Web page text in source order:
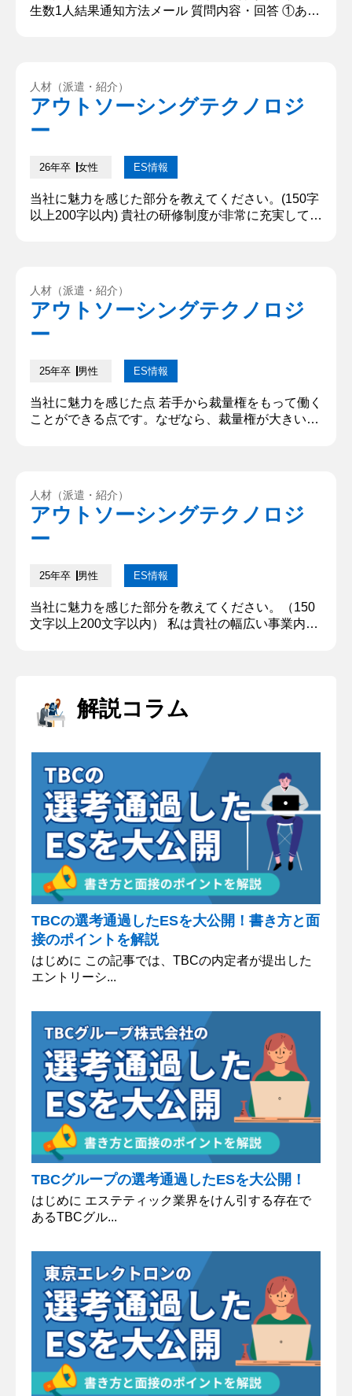
生数1人結果通知方法メール 質問内容・回答 ①あな
点目は旅人のような自由な環境で働けると思ったか
らです。具体的には有給が取得しやすいことで、適
切に労働時間を管理...
人材（派遣・紹介）
アウトソーシングテクノロジ
ー
26年卒 女性 ES情報
当社に魅力を感じた部分を教えてください。(150字
以上200字以内) 貴社の研修制度が非常に充実してい
れると確信しています。また、貴社の多様なキャリ
アパスにも強く魅力を感じています。様々な職種を
経験しながら、幅広いスキ...
人材（派遣・紹介）
アウトソーシングテクノロジ
ー
25年卒 男性 ES情報
当社に魅力を感じた点 若手から裁量権をもって働く
ことができる点です。なぜなら、裁量権が大きい方
また、年功序列ではなく、明確な評価基準によって
評価されるため、高いモチベーションで主体的に働
くことができる点が自分に合って...
人材（派遣・紹介）
アウトソーシングテクノロジ
ー
25年卒 男性 ES情報
当社に魅力を感じた部分を教えてください。（150
文字以上200文字以内） 私は貴社の幅広い事業内容
環境に惹かれました。同時に様々な事業に挑戦する
なかで、私なりの工夫の仕方を見つけることが仕事
解説コラム
TBCの選考通過したESを大公開！書き方と面
接のポイントを解説
はじめに この記事では、TBCの内定者が提出した
エントリーシ...
TBCグループの選考通過したESを大公開！
はじめに エステティック業界をけん引する存在で
あるTBCグル...